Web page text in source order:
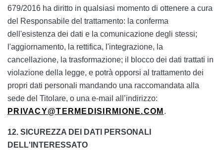
679/2016 ha diritto in qualsiasi momento di ottenere a cura
del Responsabile del trattamento: la conferma
dell'esistenza dei dati e la comunicazione degli stessi;
l'aggiornamento, la rettifica, l'integrazione, la
cancellazione, la trasformazione; il blocco dei dati trattati in
violazione della legge, e potrà opporsi al trattamento dei
propri dati personali mandando una raccomandata alla
sede del Titolare, o una e-mail all’indirizzo:
PRIVACY@TERMEDISIRMIONE.COM .
12. SICUREZZA DEI DATI PERSONALI
DELL'INTERESSATO